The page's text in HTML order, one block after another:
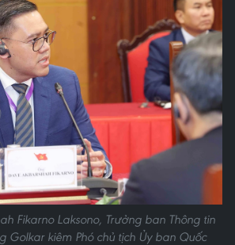
Fikarno Laksono, Trưởng ban Thông tin
Golkar kiêm Phó chủ tịch Ủy ban Quốc